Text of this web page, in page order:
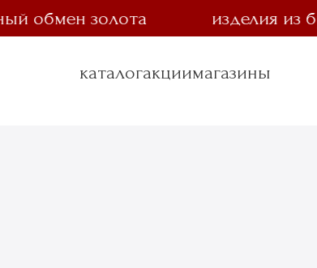
золота изделия из
каталогакциимагазины